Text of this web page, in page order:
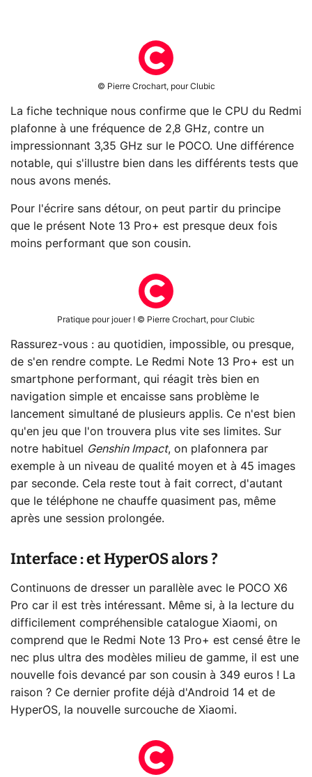
© Pierre Crochart, pour Clubic
La fiche technique nous confirme que le CPU du Redmi
plafonne à une fréquence de 2,8 GHz, contre un
impressionnant 3,35 GHz sur le POCO. Une différence
notable, qui s'illustre bien dans les différents tests que
nous avons menés.
Pour l'écrire sans détour, on peut partir du principe
que le présent Note 13 Pro+ est presque deux fois
moins performant que son cousin.
Pratique pour jouer ! © Pierre Crochart, pour Clubic
Rassurez-vous : au quotidien, impossible, ou presque,
de s'en rendre compte. Le Redmi Note 13 Pro+ est un
smartphone performant, qui réagit très bien en
navigation simple et encaisse sans problème le
lancement simultané de plusieurs applis. Ce n'est bien
qu'en jeu que l'on trouvera plus vite ses limites. Sur
notre habituel
Genshin Impact, on plafonnera par
exemple à un niveau de qualité moyen et à 45 images
par seconde. Cela reste tout à fait correct, d'autant
que le téléphone ne chauffe quasiment pas, même
après une session prolongée.
Interface : et HyperOS alors ?
Continuons de dresser un parallèle avec le POCO X6
Pro car il est très intéressant. Même si, à la lecture du
difficilement compréhensible catalogue Xiaomi, on
comprend que le Redmi Note 13 Pro+ est censé être le
nec plus ultra des modèles milieu de gamme, il est une
nouvelle fois devancé par son cousin à 349 euros ! La
raison ? Ce dernier profite déjà d'Android 14 et de
HyperOS, la nouvelle surcouche de Xiaomi.